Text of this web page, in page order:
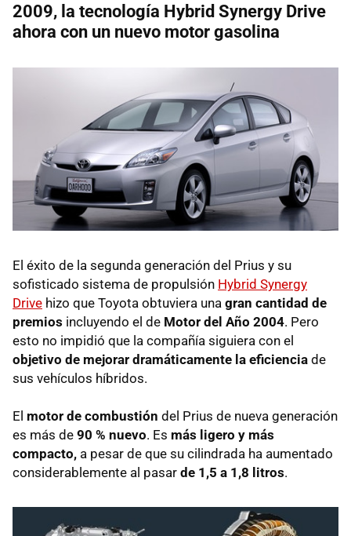
2009, la tecnología Hybrid Synergy Drive
ahora con un nuevo motor gasolina
El éxito de la segunda generación del Prius y su
sofisticado sistema de propulsión Hybrid Synergy
Drive hizo que Toyota obtuviera una gran cantidad de
premios incluyendo el de Motor del Año 2004. Pero
esto no impidió que la compañía siguiera con el
objetivo de mejorar dramáticamente la eficiencia de
sus vehículos híbridos.
El motor de combustión del Prius de nueva generación
es más de 90 % nuevo. Es más ligero y más
compacto, a pesar de que su cilindrada ha aumentado
considerablemente al pasar de 1,5 a 1,8 litros.